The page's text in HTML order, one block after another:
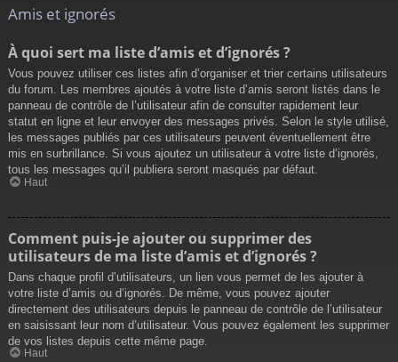
Amis et ignorés
À quoi sert ma liste d’amis et d’ignorés ?
Vous pouvez utiliser ces listes afin d’organiser et trier certains utilisateurs
du forum. Les membres ajoutés à votre liste d’amis seront listés dans le
panneau de contrôle de l’utilisateur afin de consulter rapidement leur
statut en ligne et leur envoyer des messages privés. Selon le style utilisé,
les messages publiés par ces utilisateurs peuvent éventuellement être
mis en surbrillance. Si vous ajoutez un utilisateur à votre liste d’ignorés,
tous les messages qu’il publiera seront masqués par défaut.
Haut
Comment puis-je ajouter ou supprimer des
utilisateurs de ma liste d’amis et d’ignorés ?
Dans chaque profil d’utilisateurs, un lien vous permet de les ajouter à
votre liste d’amis ou d’ignorés. De même, vous pouvez ajouter
directement des utilisateurs depuis le panneau de contrôle de l’utilisateur
en saisissant leur nom d’utilisateur. Vous pouvez également les supprimer
de vos listes depuis cette même page.
Haut